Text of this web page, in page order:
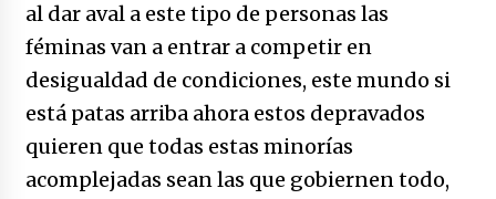
al dar aval a este tipo de personas las
féminas van a entrar a competir en
desigualdad de condiciones, este mundo si
está patas arriba ahora estos depravados
quieren que todas estas minorías
acomplejadas sean las que gobiernen todo,